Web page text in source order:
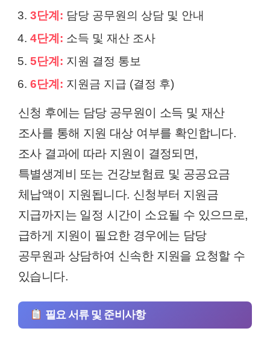
3단계: 담당 공무원의 상담 및 안내
4단계: 소득 및 재산 조사
5단계: 지원 결정 통보
6단계: 지원금 지급 (결정 후)
신청 후에는 담당 공무원이 소득 및 재산
조사를 통해 지원 대상 여부를 확인합니다.
조사 결과에 따라 지원이 결정되면,
특별생계비 또는 건강보험료 및 공공요금
체납액이 지원됩니다. 신청부터 지원금
지급까지는 일정 시간이 소요될 수 있으므로,
급하게 지원이 필요한 경우에는 담당
공무원과 상담하여 신속한 지원을 요청할 수
있습니다.
필요 서류 및 준비사항